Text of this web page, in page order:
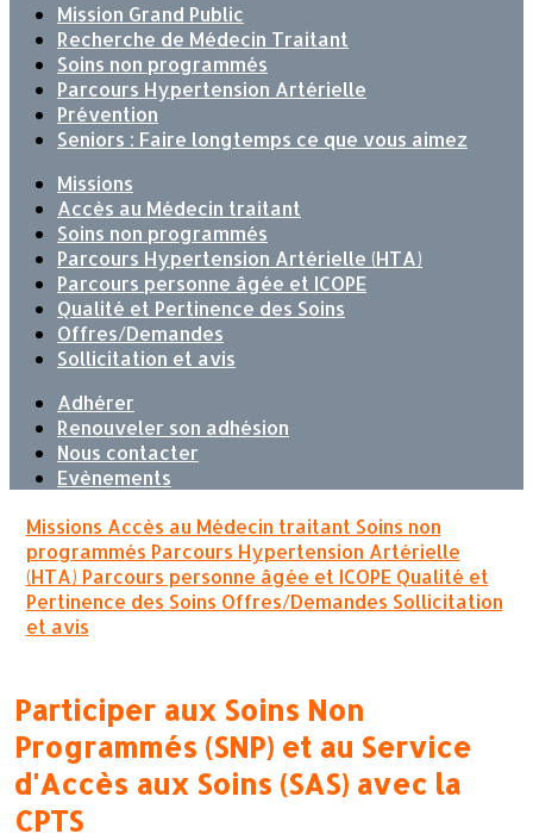
Mission Grand Public
Recherche de Médecin Traitant
Soins non programmés
Parcours Hypertension Artérielle
Prévention
Seniors : Faire longtemps ce que vous aimez
Missions
Accès au Médecin traitant
Soins non programmés
Parcours Hypertension Artérielle (HTA)
Parcours personne âgée et ICOPE
Qualité et Pertinence des Soins
Offres/Demandes
Sollicitation et avis
Adhérer
Renouveler son adhésion
Nous contacter
Evènements
Missions Accès au Médecin traitant Soins non
programmés Parcours Hypertension Artérielle
(HTA) Parcours personne âgée et ICOPE Qualité et
Pertinence des Soins Offres/Demandes Sollicitation
et avis
Participer aux Soins Non
Programmés (SNP) et au Service
d'Accès aux Soins (SAS) avec la
CPTS